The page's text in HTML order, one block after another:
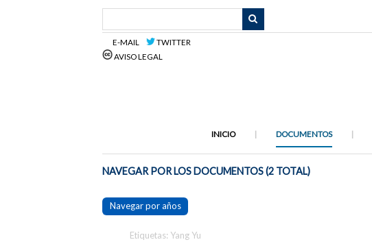
E-MAIL
TWITTER
AVISO LEGAL
INICIO DOCUMENTOS
NAVEGAR POR LOS DOCUMENTOS (2 TOTAL)
Navegar por años
Etiquetas: Yang Yu